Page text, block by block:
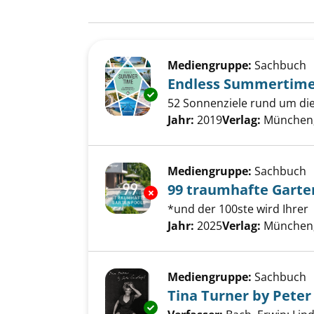
Exemplar-Details von Endless
Mediengruppe: Sachbuch
Endless
52 Sonnenziele rund um
Suche nach diesem
Jahr: 2019Verlag:
Exemplar-Details von 99
Mediengruppe: Sachbuch
99 traumhafte
*und der 100ste wird Ihrer
Suche nach diesem
Jahr: 2025Verlag:
Exemplar-Details von Tina
Mediengruppe: Sachbuch
Tina Turner by